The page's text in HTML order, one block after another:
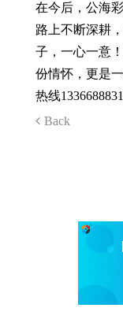
在今后，公海
路上不断深耕
子，一心一意
份情怀，更是
热线
Back